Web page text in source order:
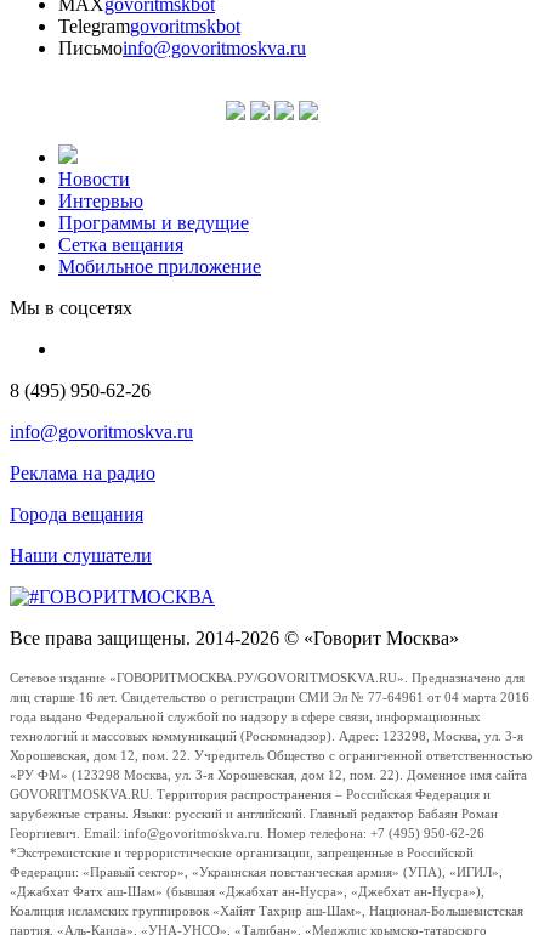
Telegramgovoritmskbot
Письмоinfo@govoritmoskva.ru
Новости
Интервью
Программы и ведущие
Сетка вещания
Мобильное приложение
Мы в соцсетях
8 (495) 950-62-26
info@govoritmoskva.ru
Реклама на радио
Города вещания
Наши слушатели
Все права защищены. 2014-2026 © «Говорит Москва»
Сетевое издание «ГОВОРИТМОСКВА.РУ/GOVORITMOSKVA.RU». Предназначено для
лиц старше 16 лет. Свидетельство о регистрации СМИ Эл № 77-64961 от 04 марта 2016
года выдано Федеральной службой по надзору в сфере связи, информационных
технологий и массовых коммуникаций (Роскомнадзор). Адрес: 123298, Москва, ул. 3-я
Хорошевская, дом 12, пом. 22. Учредитель Общество с ограниченной ответственностью
«РУ ФМ» (123298 Москва, ул. 3-я Хорошевская, дом 12, пом. 22). Доменное имя сайта
GOVORITMOSKVA.RU. Территория распространения – Российская Федерация и
зарубежные страны. Языки: русский и английский. Главный редактор Бабаян Роман
Георгиевич. Email: info@govoritmoskva.ru. Номер телефона: +7 (495) 950-62-26
*Экстремистские и террористические организации, запрещенные в Российской
Федерации: «Правый сектор», «Украинская повстанческая армия» (УПА), «ИГИЛ»,
«Джабхат Фатх аш-Шам» (бывшая «Джабхат ан-Нусра», «Джебхат ан-Нусра»),
Коалиция исламских группировок «Хайят Тахрир аш-Шам», Национал-Большевистская
партия, «Аль-Каида», «УНА-УНСО», «Талибан», «Меджлис крымско-татарского